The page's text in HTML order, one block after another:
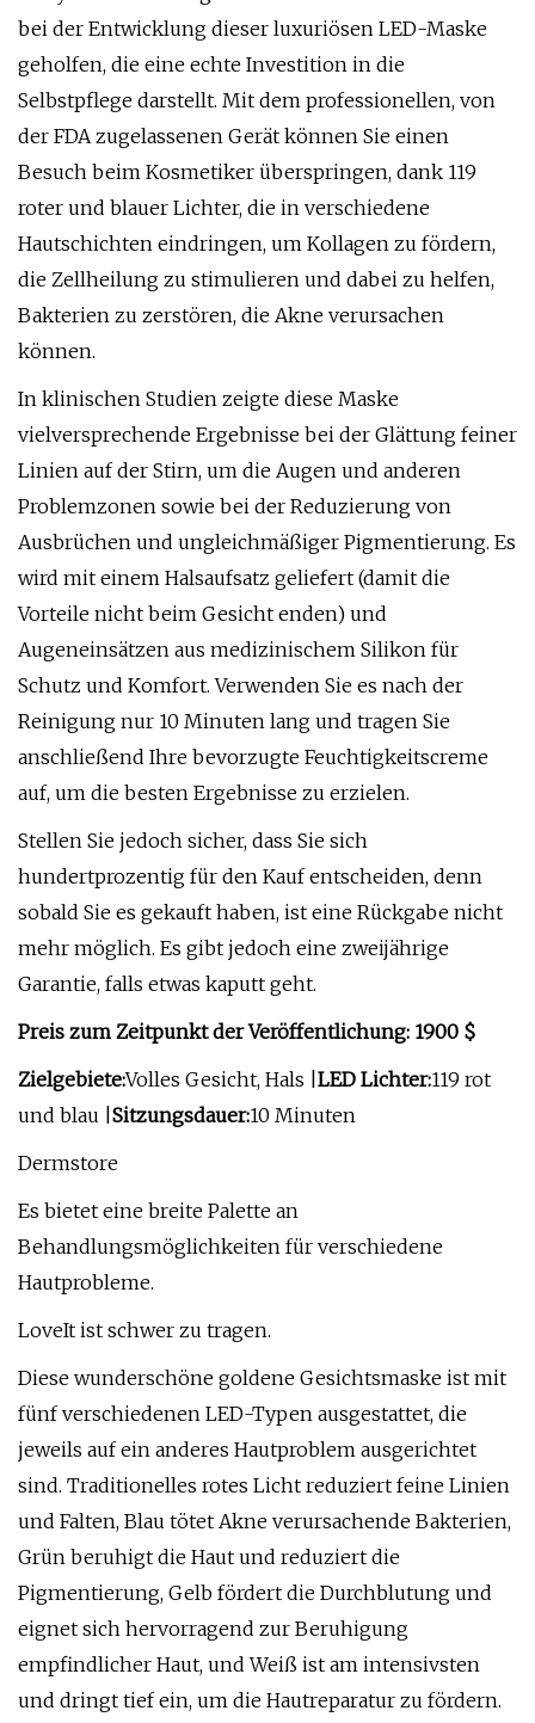
bei der Entwicklung dieser luxuriösen LED-Maske
geholfen, die eine echte Investition in die
Selbstpflege darstellt. Mit dem professionellen, von
der FDA zugelassenen Gerät können Sie einen
Besuch beim Kosmetiker überspringen, dank 119
roter und blauer Lichter, die in verschiedene
Hautschichten eindringen, um Kollagen zu fördern,
die Zellheilung zu stimulieren und dabei zu helfen,
Bakterien zu zerstören, die Akne verursachen
können.
In klinischen Studien zeigte diese Maske
vielversprechende Ergebnisse bei der Glättung feiner
Linien auf der Stirn, um die Augen und anderen
Problemzonen sowie bei der Reduzierung von
Ausbrüchen und ungleichmäßiger Pigmentierung. Es
wird mit einem Halsaufsatz geliefert (damit die
Vorteile nicht beim Gesicht enden) und
Augeneinsätzen aus medizinischem Silikon für
Schutz und Komfort. Verwenden Sie es nach der
Reinigung nur 10 Minuten lang und tragen Sie
anschließend Ihre bevorzugte Feuchtigkeitscreme
auf, um die besten Ergebnisse zu erzielen.
Stellen Sie jedoch sicher, dass Sie sich
hundertprozentig für den Kauf entscheiden, denn
sobald Sie es gekauft haben, ist eine Rückgabe nicht
mehr möglich. Es gibt jedoch eine zweijährige
Garantie, falls etwas kaputt geht.
Preis zum Zeitpunkt der Veröffentlichung: 1900 $
Zielgebiete:Volles Gesicht, Hals | LED Lichter:119 rot
und blau | Sitzungsdauer:10 Minuten
Dermstore
Es bietet eine breite Palette an
Behandlungsmöglichkeiten für verschiedene
Hautprobleme.
LoveIt ist schwer zu tragen.
Diese wunderschöne goldene Gesichtsmaske ist mit
fünf verschiedenen LED-Typen ausgestattet, die
jeweils auf ein anderes Hautproblem ausgerichtet
sind. Traditionelles rotes Licht reduziert feine Linien
und Falten, Blau tötet Akne verursachende Bakterien,
Grün beruhigt die Haut und reduziert die
Pigmentierung, Gelb fördert die Durchblutung und
eignet sich hervorragend zur Beruhigung
empfindlicher Haut, und Weiß ist am intensivsten
und dringt tief ein, um die Hautreparatur zu fördern.